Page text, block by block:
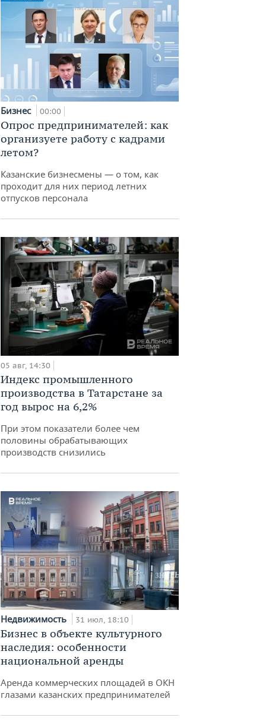
Бизнес 00:00
Опрос предпринимателей: как
организуете работу с кадрами
летом?
Казанские бизнесмены — о том, как
проходит для них период летних
отпусков персонала
05 авг, 14:30
Индекс промышленного
производства в Татарстане за
год вырос на 6,2%
При этом показатели более чем
половины обрабатывающих
производств снизились
Недвижимость 31 июл, 18:10
Бизнес в объекте культурного
наследия: особенности
национальной аренды
Аренда коммерческих площадей в ОКН
глазами казанских предпринимателей